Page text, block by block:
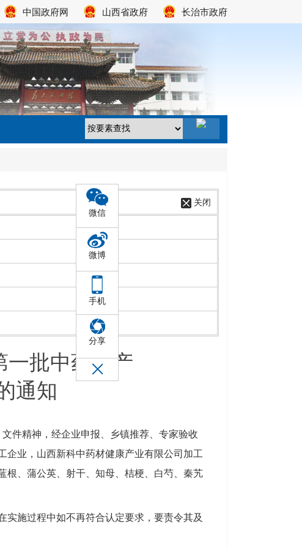
微信
微博
手机
分享
中国政府网 山西省政府 长治市政府
关闭
一批中药材产
通知
件精神，经企业申报、乡镇推荐、专家验收
企业，山西新科中药材健康产业有限公司加工
根、蒲公英、射干、知母、桔梗、白芍、秦艽
施过程中如不再符合认定要求，要责令其及